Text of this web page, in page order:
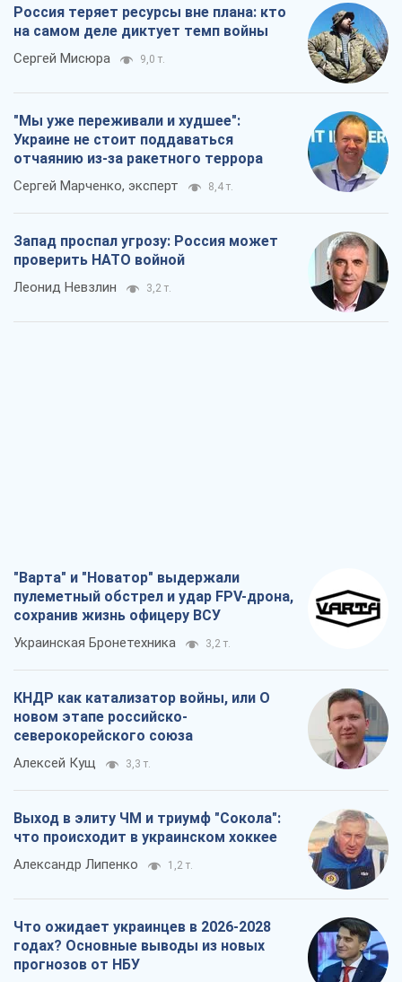
Россия теряет ресурсы вне плана: кто
на самом деле диктует темп войны
Сергей Мисюра 9,0 т.
"Мы уже переживали и худшее":
Украине не стоит поддаваться
отчаянию из-за ракетного террора
Сергей Марченко, эксперт 8,4 т.
Запад проспал угрозу: Россия может
проверить НАТО войной
Леонид Невзлин 3,2 т.
"Варта" и "Новатор" выдержали
пулеметный обстрел и удар FPV-дрона,
сохранив жизнь офицеру ВСУ
Украинская Бронетехника 3,2 т.
КНДР как катализатор войны, или О
новом этапе российско-
северокорейского союза
Алексей Кущ 3,3 т.
Выход в элиту ЧМ и триумф "Сокола":
что происходит в украинском хоккее
Александр Липенко 1,2 т.
Что ожидает украинцев в 2026-2028
годах? Основные выводы из новых
прогнозов от НБУ